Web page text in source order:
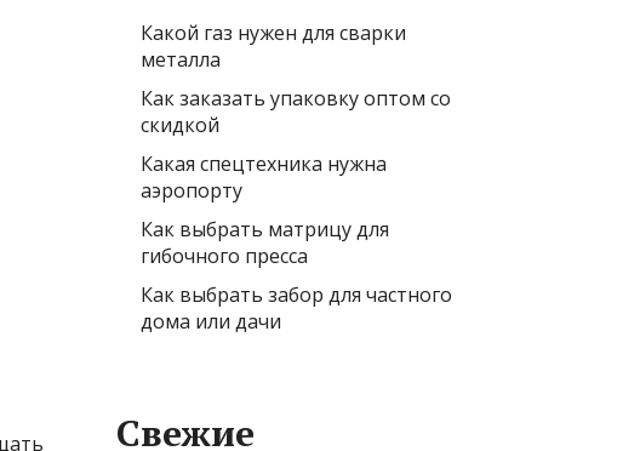
Какой газ нужен для сварки
металла
Как заказать упаковку оптом со
скидкой
Какая спецтехника нужна
аэропорту
Как выбрать матрицу для
гибочного пресса
Как выбрать забор для частного
дома или дачи
Свежие